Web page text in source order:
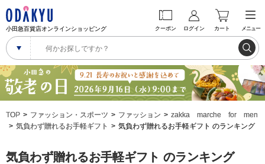
小田急百貨店オンラインショッピング クーポン ログイン カート メニュー
TOP ファッション・スポーツ ファッション
zakka marche for men
気負わず贈れるお手軽ギフト
気負わず贈れるお手軽ギフト のランキング
気負わず贈れるお手軽ギフト のランキング